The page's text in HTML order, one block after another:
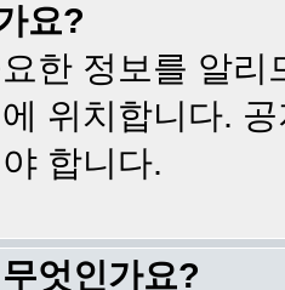
요?
한 정보를 알
위치합니다.
합니다.
엇인가요?